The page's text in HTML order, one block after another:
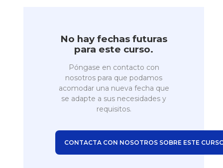
No hay fechas futuras
para este curso.
Póngase en contacto con
nosotros para que podamos
acomodar una nueva fecha que
se adapte a sus necesidades y
requisitos.
CONTACTA CON NOSOTROS SOBRE ESTE